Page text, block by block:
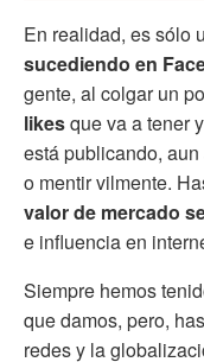
En realidad, es sólo
sucediendo en
gente, al colgar un
likesque va a tener
está publicando,
o mentir vilmente.
valor de mercado
e influencia en
Siempre hemos
que damos, pero,
redes y la